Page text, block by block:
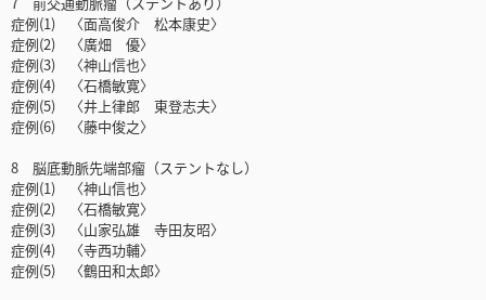
症例(1) 〈面高俊介 松本康史〉
症例(2) 〈廣畑 優〉
症例(3) 〈神山信也〉
症例(4) 〈石橋敏寛〉
症例(5) 〈井上律郎 東登志夫〉
症例(6) 〈藤中俊之〉
8 脳底動脈先端部瘤（ステントなし）
症例(1) 〈神山信也〉
症例(2) 〈石橋敏寛〉
症例(3) 〈山家弘雄 寺田友昭〉
症例(4) 〈寺西功輔〉
症例(5) 〈鶴田和太郎〉